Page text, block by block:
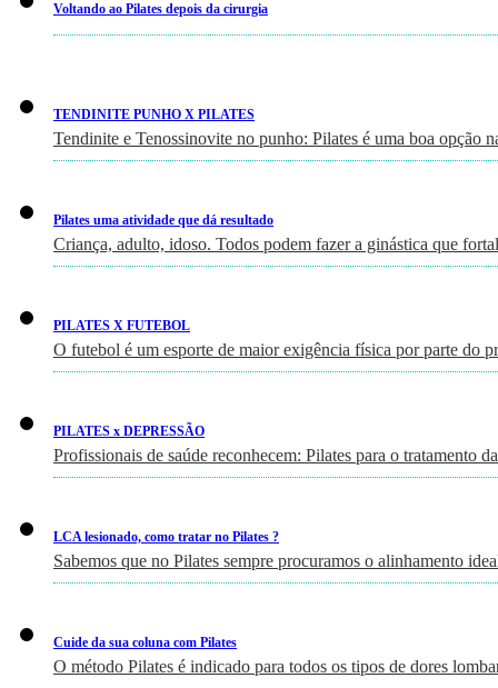
Voltando ao Pilates depois da cirurgia
TENDINITE PUNHO X PILATES
Tendinite e Tenossinovite no punho: Pilates é uma boa opção
Pilates uma atividade que dá resultado
Criança, adulto, idoso. Todos podem fazer a ginástica que
PILATES X FUTEBOL
O futebol é um esporte de maior exigência física por parte do
PILATES x DEPRESSÃO
Profissionais de saúde reconhecem: Pilates para o tratamento
LCA lesionado, como tratar no Pilates ?
Sabemos que no Pilates sempre procuramos o alinhamento
Cuide da sua coluna com Pilates
O método Pilates é indicado para todos os tipos de dores